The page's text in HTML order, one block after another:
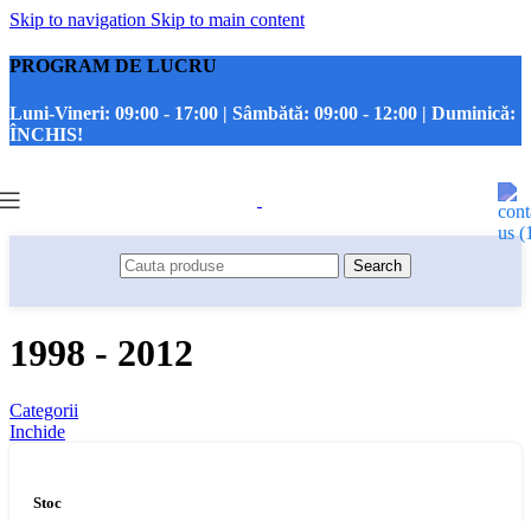
Skip to navigation Skip to main content
PROGRAM DE LUCRU
Luni-Vineri: 09:00 - 17:00 | Sâmbătă: 09:00 - 12:00 | Duminică:
ÎNCHIS!
Search
1998 - 2012
Categorii
Inchide
Stoc